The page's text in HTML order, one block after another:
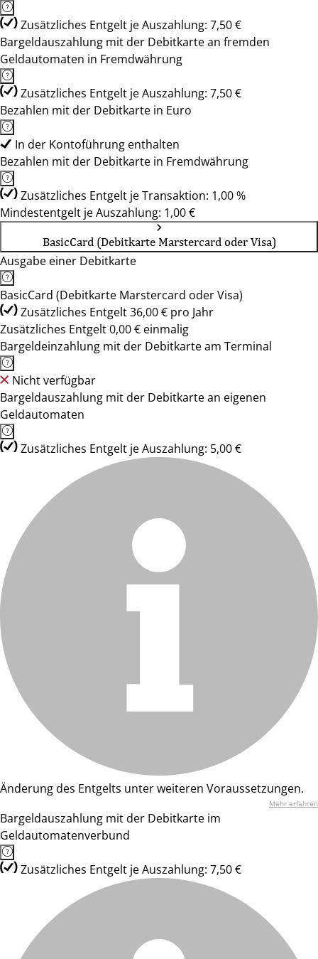
Zusätzliches Entgelt je Auszahlung: 7,50 €
Bargeldauszahlung mit der Debitkarte an fremden
Geldautomaten in Fremdwährung
Zusätzliches Entgelt je Auszahlung: 7,50 €
Bezahlen mit der Debitkarte in Euro
In der Kontoführung enthalten
Bezahlen mit der Debitkarte in Fremdwährung
Zusätzliches Entgelt je Transaktion: 1,00 %
Mindestentgelt je Auszahlung: 1,00 €
BasicCard (Debitkarte Marstercard oder Visa)
Ausgabe einer Debitkarte
BasicCard (Debitkarte Marstercard oder Visa)
Zusätzliches Entgelt 36,00 € pro Jahr
Zusätzliches Entgelt 0,00 € einmalig
Bargeldeinzahlung mit der Debitkarte am Terminal
Nicht verfügbar
Bargeldauszahlung mit der Debitkarte an eigenen
Geldautomaten
Zusätzliches Entgelt je Auszahlung: 5,00 €
Änderung des Entgelts unter weiteren Voraussetzungen.
Mehr erfahren
Bargeldauszahlung mit der Debitkarte im
Geldautomatenverbund
Zusätzliches Entgelt je Auszahlung: 7,50 €